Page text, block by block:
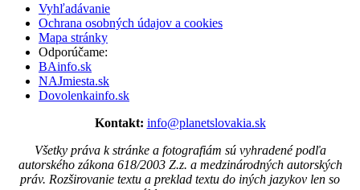
Vyhľadávanie
Ochrana osobných údajov a cookies
Mapa stránky
Odporúčame:
BAinfo.sk
NAJmiesta.sk
Dovolenkainfo.sk
Kontakt: info@planetslovakia.sk
Všetky práva k stránke a fotografiám sú vyhradené podľa
autorského zákona 618/2003 Z.z. a medzinárodných autorských
práv. Rozširovanie textu a preklad textu do iných jazykov len so